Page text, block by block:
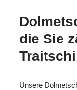
die Sie
Unsere